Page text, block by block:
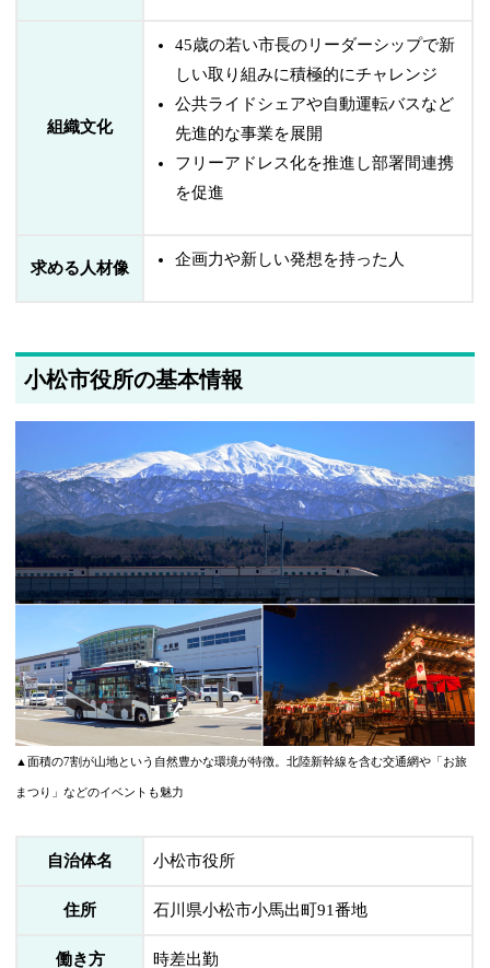
組織文化
45歳の若い市長のリーダーシップで新
しい取り組みに積極的にチャレンジ
公共ライドシェアや自動運転バスなど
先進的な事業を展開
フリーアドレス化を推進し部署間連携
を促進
求める人材像 企画力や新しい発想を持った人
小松市役所の基本情報
▲面積の7割が山地という自然豊かな環境が特徴。北陸新幹線を含む交通網や「お旅
まつり」などのイベントも魅力
自治体名 小松市役所
住所 石川県小松市小馬出町91番地
働き方 時差出勤